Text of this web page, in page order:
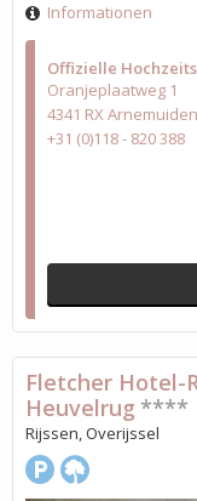
Offizielle
Oranjeplaatweg 1
4341 RX Arnemuiden
+31 (0)118 - 820 388
Informationen
Fletcher Hotel-
Heuvelrug ****
Rijssen, Overijssel